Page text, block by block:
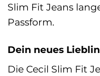
Slim Fit Jeans
Passform.
Dein neues
Die Cecil Slim Fit